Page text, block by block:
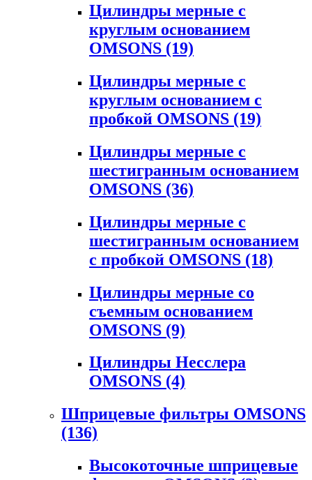
Цилиндры мерные с
круглым основанием
OMSONS (19)
Цилиндры мерные с
круглым основанием с
пробкой OMSONS (19)
Цилиндры мерные с
шестигранным основанием
OMSONS (36)
Цилиндры мерные с
шестигранным основанием
с пробкой OMSONS (18)
Цилиндры мерные со
съемным основанием
OMSONS (9)
Цилиндры Несслера
OMSONS (4)
Шприцевые фильтры OMSONS
(136)
Высокоточные шприцевые